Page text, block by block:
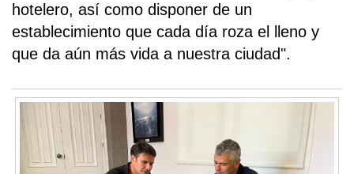
hotelero, así como disponer de un
establecimiento que cada día roza el lleno y
que da aún más vida a nuestra ciudad".